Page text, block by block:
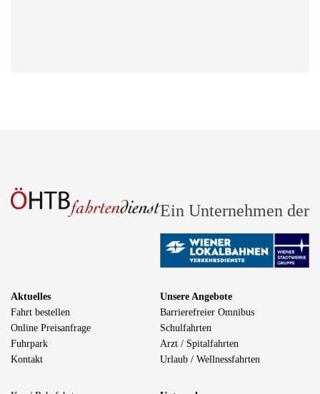
Aktuelles
Fahrt bestellen
Online Preisanfrage
Fuhrpark
Kontakt
Unsere Angebote
Barrierefreier Omnibus
Schulfahrten
Arzt / Spitalfahrten
Urlaub / Wellnessfahrten
Ein Unternehmen der